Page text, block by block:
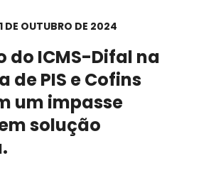
1 DE OUTUBRO DE 2024
do ICMS-Difal na
de PIS e Cofins
um impasse
solução